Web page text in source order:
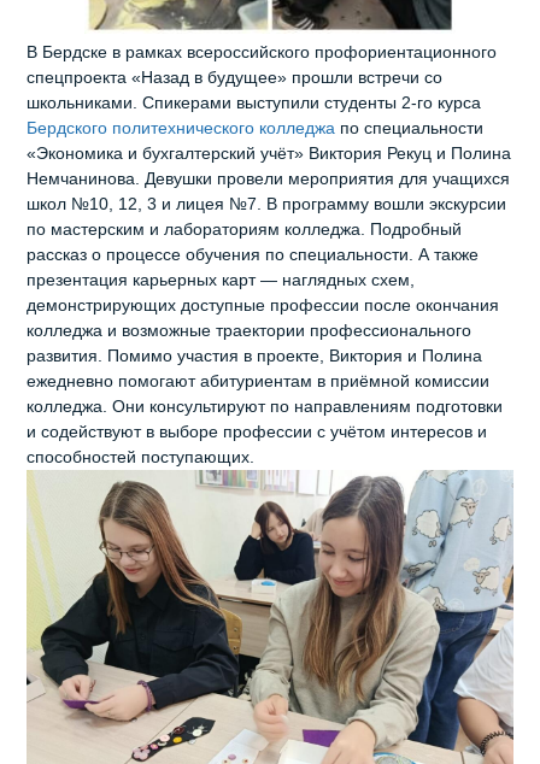
В Бердске в рамках всероссийского профориентационного
спецпроекта «Назад в будущее» прошли встречи со
школьниками. Спикерами выступили студенты 2‑го курса
Бердского политехнического колледжа по специальности
«Экономика и бухгалтерский учёт» Виктория Рекуц и Полина
Немчанинова. Девушки провели мероприятия для учащихся
школ №10, 12, 3 и лицея №7. В программу вошли экскурсии
по мастерским и лабораториям колледжа. Подробный
рассказ о процессе обучения по специальности. А также
презентация карьерных карт — наглядных схем,
демонстрирующих доступные профессии после окончания
колледжа и возможные траектории профессионального
развития. Помимо участия в проекте, Виктория и Полина
ежедневно помогают абитуриентам в приёмной комиссии
колледжа. Они консультируют по направлениям подготовки
и содействуют в выборе профессии с учётом интересов и
способностей поступающих.